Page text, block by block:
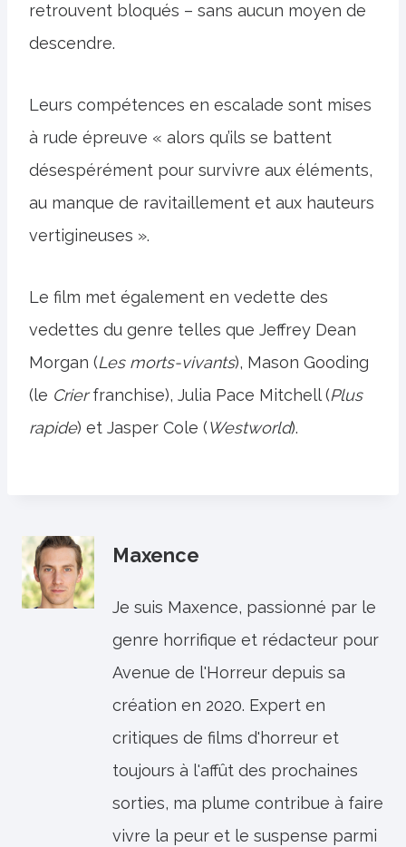
retrouvent bloqués – sans aucun moyen de
descendre.
Leurs compétences en escalade sont mises
à rude épreuve « alors qu’ils se battent
désespérément pour survivre aux éléments,
au manque de ravitaillement et aux hauteurs
vertigineuses ».
Le film met également en vedette des
vedettes du genre telles que Jeffrey Dean
Morgan (Les morts-vivants), Mason Gooding
(le Crierfranchise), Julia Pace Mitchell (Plus
rapide) et Jasper Cole (Westworld).
Maxence
Je suis Maxence, passionné par le
genre horrifique et rédacteur pour
Avenue de l'Horreur depuis sa
création en 2020. Expert en
critiques de films d'horreur et
toujours à l'affût des prochaines
sorties, ma plume contribue à faire
vivre la peur et le suspense parmi